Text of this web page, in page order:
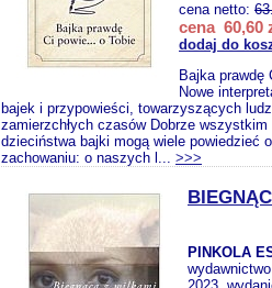
cena netto:
cena 60,60
dodaj do
Bajka prawdę
Nowe
bajek i przypowieści, towarzyszących
zamierzchłych czasów Dobrze wszystkim
dzieciństwa bajki mogą wiele powiedzieć
zachowaniu: o naszych l... >>>
PINKOLA